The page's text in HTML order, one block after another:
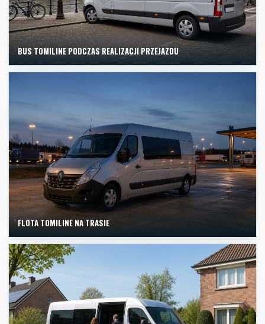
BUS TOMILINE PODCZAS REALIZACJI PRZEJAZDU
FLOTA TOMILINE NA TRASIE